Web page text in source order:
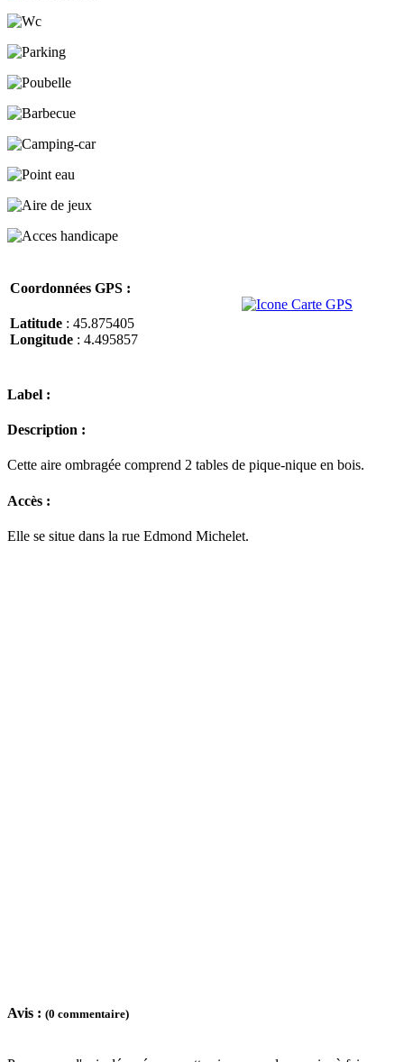
Coordonnées GPS :
Latitude : 45.875405
Longitude : 4.495857
Label :
Description :
Cette aire ombragée comprend 2 tables de pique-nique en bois.
Accès :
Elle se situe dans la rue Edmond Michelet.
Avis : (0 commentaire)